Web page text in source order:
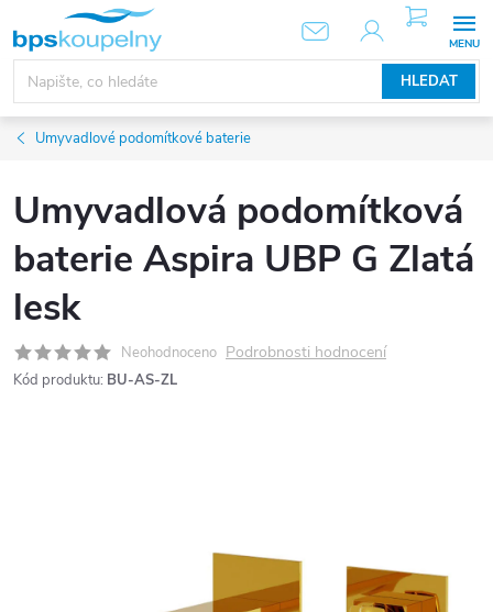
obsah
HLEDAT
NÁKUPNÍ
KOŠÍK
Umyvadlové podomítkové baterie
Umyvadlová podomítková
baterie Aspira UBP G Zlatá
lesk
Neohodnoceno Podrobnosti hodnocení
Kód produktu: BU-AS-ZL